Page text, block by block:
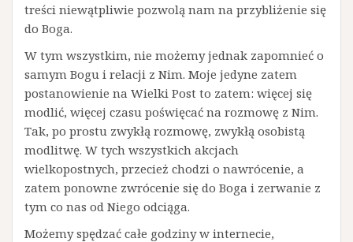
treści niewątpliwie pozwolą nam na przybliżenie się
do Boga.
W tym wszystkim, nie możemy jednak zapomnieć o
samym Bogu i relacji z Nim. Moje jedyne zatem
postanowienie na Wielki Post to zatem: więcej się
modlić, więcej czasu poświęcać na rozmowę z Nim.
Tak, po prostu zwykłą rozmowę, zwykłą osobistą
modlitwę. W tych wszystkich akcjach
wielkopostnych, przecież chodzi o nawrócenie, a
zatem ponowne zwrócenie się do Boga i zerwanie z
tym co nas od Niego odciąga.
Możemy spędzać całe godziny w internecie,